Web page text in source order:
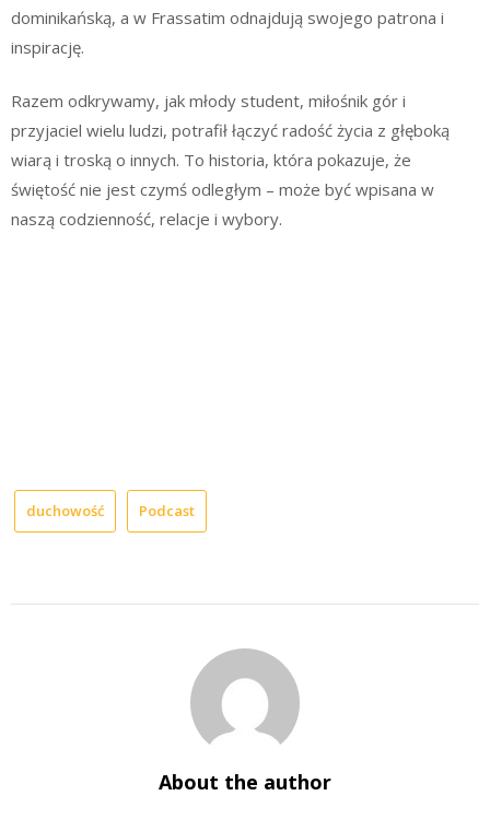
dominikańską, a w Frassatim odnajdują swojego patrona i
inspirację.
Razem odkrywamy, jak młody student, miłośnik gór i
przyjaciel wielu ludzi, potrafił łączyć radość życia z głęboką
wiarą i troską o innych. To historia, która pokazuje, że
świętość nie jest czymś odległym – może być wpisana w
naszą codzienność, relacje i wybory.
duchowość Podcast
About the author